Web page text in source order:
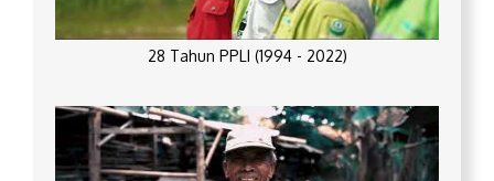
28 Tahun PPLI (1994 - 2022)